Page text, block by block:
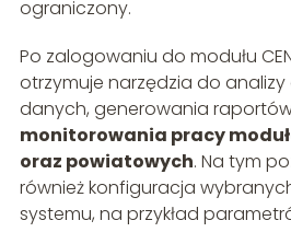
ograniczony.
Po zalogowaniu do modułu
otrzymuje narzędzia do
danych, generowania
monitorowania pracy
oraz powiatowych. Na tym
również konfiguracja
systemu, na przykład